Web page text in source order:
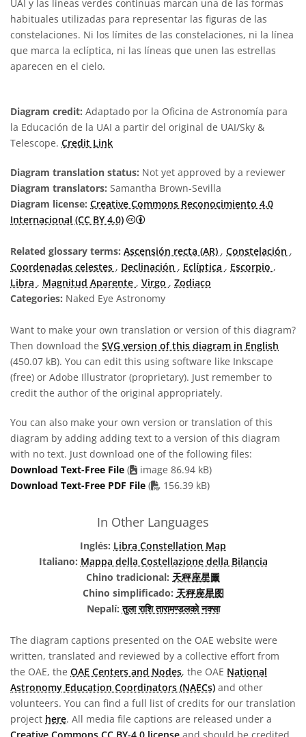
UAI y las líneas verdes continuas marcan una de las formas
habituales utilizadas para representar las figuras de las
constelaciones. Ni los límites de las constelaciones, ni la línea
que marca la eclíptica, ni las líneas que unen las estrellas
aparecen en el cielo.
Diagram credit: Adaptado por la Oficina de Astronomía para
la Educación de la UAI a partir del original de UAI/Sky &
Telescope. Credit Link
Diagram translation status: Not yet approved by a reviewer
Diagram translators: Samantha Brown-Sevilla
Diagram license: Creative Commons Reconocimiento 4.0
Internacional (CC BY 4.0)
Creative Commons
Related glossary terms: Ascensión recta (AR) , Constelación ,
Coordenadas celestes , Declinación , Eclíptica , Escorpio ,
Libra , Magnitud Aparente , Virgo , Zodiaco
Categories: Naked Eye Astronomy
Want to make your own translation or version of this diagram?
Then download the SVG version of this diagram in English
(450.07 kB). You can edit this using software like Inkscape
(free) or Adobe Illustrator (proprietary). Just remember to
credit the author of the original appropriately.
You can also make your own version or translation of this
diagram by adding adding text to a version of this diagram
with no text. Just download one of the following files:
Download Text-Free File (
image 86.94 kB)
Download Text-Free PDF File ( PDF file
156.39 kB)
In Other Languages
Inglés: Libra Constellation Map
Italiano: Mappa della Costellazione della Bilancia
Chino tradicional: 天秤座星圖
Chino simplificado: 天秤座星图
Nepalí:तुला राशि तारामण्डलको नक्सा
The diagram captions presented on the OAE website were
written, translated and reviewed by a collective effort from
the OAE, the OAE Centers and Nodes, the OAE National
Astronomy Education Coordinators (NAECs) and other
volunteers. You can find a full list of credits for our translation
project here. All media file captions are released under a
Creative Commons CC BY-4.0 license and should be credited